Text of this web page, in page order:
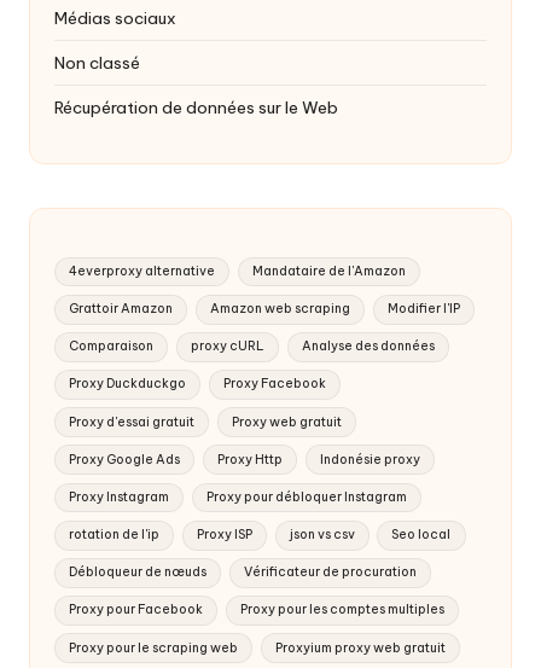
Médias sociaux
Non classé
Récupération de données sur le Web
4everproxy alternative Mandataire de l'Amazon
Grattoir Amazon Amazon web scraping Modifier l'IP
Comparaison proxy cURL Analyse des données
Proxy Duckduckgo Proxy Facebook
Proxy d'essai gratuit Proxy web gratuit
Proxy Google Ads Proxy Http Indonésie proxy
Proxy Instagram Proxy pour débloquer Instagram
rotation de l'ip Proxy ISP json vs csv Seo local
Débloqueur de nœuds Vérificateur de procuration
Proxy pour Facebook Proxy pour les comptes multiples
Proxy pour le scraping web Proxyium proxy web gratuit